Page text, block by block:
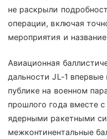
не раскрыли
операции, включая
мероприятия и
Авиационная
дальности JL-1
публике на военном
прошлого года вместе
ядерными ракетными
межконтинентальные